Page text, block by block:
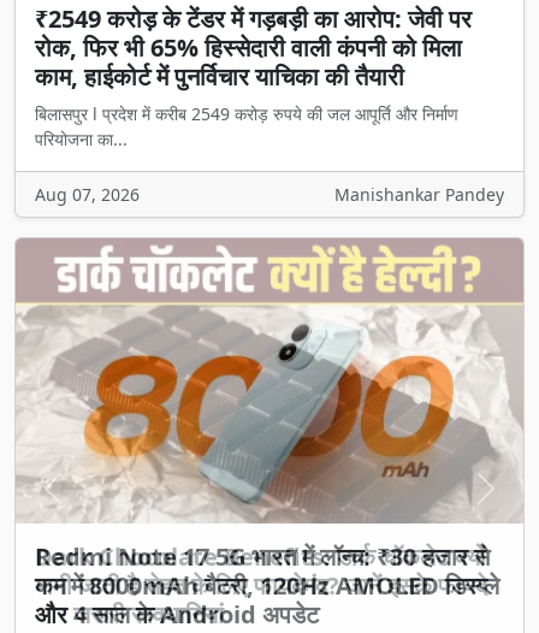
₹2549 करोड़ के टेंडर में गड़बड़ी का आरोप: जेवी पर
रोक, फिर भी 65% हिस्सेदारी वाली कंपनी को मिला
काम, हाईकोर्ट में पुनर्विचार याचिका की तैयारी
बिलासपुर l प्रदेश में करीब 2549 करोड़ रुपये की जल आपूर्ति और निर्माण
परियोजना का...
Aug 07, 2026 Manishankar Pandey
Dark Chocolate Benefits: डार्क चॉकलेट क्यों
मानी जाती है सेहत के लिए फायदेमंद? जानें इसके फायदे
और जरूरी सावधानियां
Previous Next